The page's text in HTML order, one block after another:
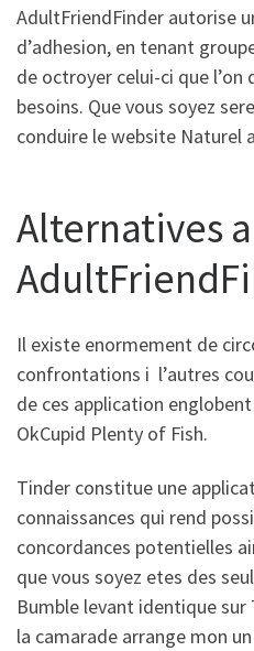
AdultFriendFinder autorise
d’adhesion, en tenant
de octroyer celui-ci que
besoins. Que vous soyez
conduire le website Naturel
Alternatives a
Il existe enormement de
confrontations i l’autres
de ces application
OkCupid Plenty of Fish.
Tinder constitue une
connaissances qui rend
concordances potentielles
que vous soyez etes des
Bumble levant identique
la camarade arrange mon